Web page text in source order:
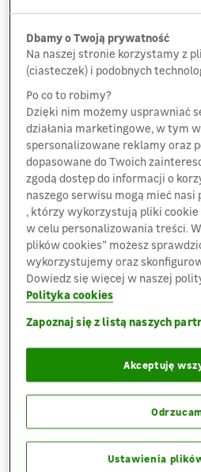
W 2025 roku firma planuje,
a na początku pierwszego
udział ten ma wzrosnąć do
środowiska, ograniczając
kopalnych w transporcie,
biopaliwo z odpadów
roślinnych, co dodatkowo
o obiegu zamkniętym.
„W Leroy Merlin Polska
działania redukujące
logistycznych na
oczywiście ciągła
transportu,
w tym zakresie.
nowych rozwiązań
dekarbonizacyjnym i
biopaliwa HVO w
to kolejny przykład. A
Transport pozwala na
i przyspieszenie procesu
paliw w Polsce”– podkreśla
Dbamy o Twoją prywatność
Na naszej stronie korzystamy z
(ciasteczek) i podobnych
Po co to robimy?
Dzięki nim możemy usprawniać
działania marketingowe, w tym
spersonalizowane reklamy oraz
dopasowane do Twoich
zgodą dostęp do informacji o
naszego serwisu mogą mieć nasi
, którzy wykorzystują pliki cookie
w celu personalizowania treści.
plików cookies” możesz
wykorzystujemy oraz
Dowiedz się więcej w naszej
Polityka cookies
Zapoznaj się z listą naszych
Ustawienia
Akceptuję